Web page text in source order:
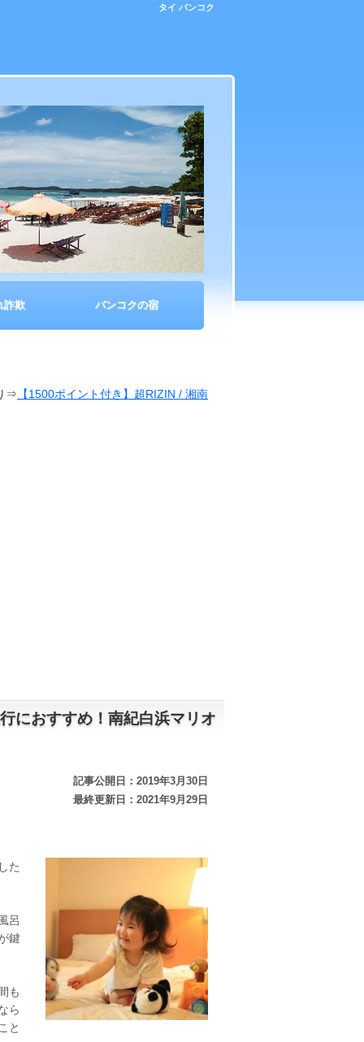
タイ バンコク
詐欺 バンコクの宿
付き】超RIZIN / 湘南美容クリニック presents RIZIN.38
におすすめ！南紀白浜マリオ
記事公開日：2019年3月30日
最終更新日：2021年9月29日
た
呂
鍵
も
ら
と